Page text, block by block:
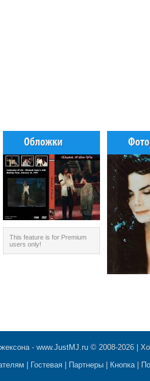
This feature is for Premium
users only!
- www.JustMJ.ru © 2008-2026 |
Гостевая Партнеры Кнопка|